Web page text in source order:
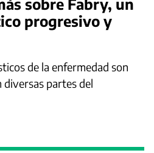
sobre Fabry, un
progresivo y
de la enfermedad son
partes del